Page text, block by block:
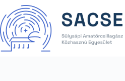
content